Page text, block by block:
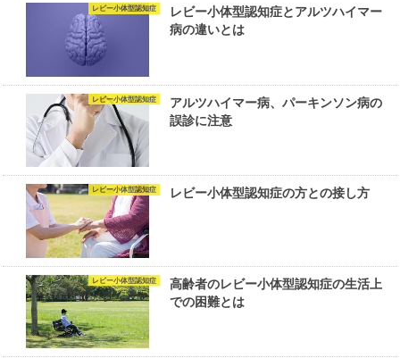
レビー小体型認知症
レビー小体型認知症とアルツハイマー
病の違いとは
レビー小体型認知症
アルツハイマー病、パーキンソン病の
誤診に注意
レビー小体型認知症 レビー小体型認知症の方との接し方
レビー小体型認知症
高齢者のレビー小体型認知症の生活上
での困難とは